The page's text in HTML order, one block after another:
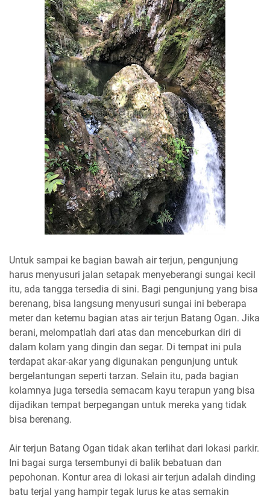
Untuk sampai ke bagian bawah air terjun, pengunjung
harus menyusuri jalan setapak menyeberangi sungai kecil
itu, ada tangga tersedia di sini. Bagi pengunjung yang bisa
berenang, bisa langsung menyusuri sungai ini beberapa
meter dan ketemu bagian atas air terjun Batang Ogan. Jika
berani, melompatlah dari atas dan menceburkan diri di
dalam kolam yang dingin dan segar. Di tempat ini pula
terdapat akar-akar yang digunakan pengunjung untuk
bergelantungan seperti tarzan. Selain itu, pada bagian
kolamnya juga tersedia semacam kayu terapun yang bisa
dijadikan tempat berpegangan untuk mereka yang tidak
bisa berenang.
Air terjun Batang Ogan tidak akan terlihat dari lokasi parkir.
Ini bagai surga tersembunyi di balik bebatuan dan
pepohonan. Kontur area di lokasi air terjun adalah dinding
batu terjal yang hampir tegak lurus ke atas semakin